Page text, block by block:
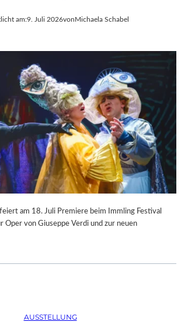
am:9. Juli 2026vonMichaela Schabel
am 18. Juli Premiere beim Immling Festival
Oper von Giuseppe Verdi und zur neuen
AUSSTELLUNG